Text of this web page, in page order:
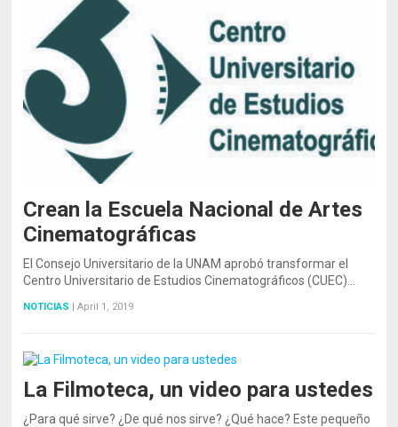
Crean la Escuela Nacional de Artes
Cinematográficas
El Consejo Universitario de la UNAM aprobó transformar el
Centro Universitario de Estudios Cinematográficos (CUEC)…
NOTICIAS | April 1, 2019
La Filmoteca, un video para ustedes
¿Para qué sirve? ¿De qué nos sirve? ¿Qué hace? Este pequeño